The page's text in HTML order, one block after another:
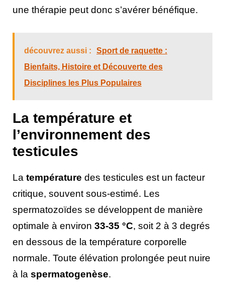
une thérapie peut donc s’avérer bénéfique.
découvrez aussi :
Sport de raquette :
Bienfaits, Histoire et Découverte des
Disciplines les Plus Populaires
La température et
l’environnement des
testicules
La température des testicules est un facteur
critique, souvent sous-estimé. Les
spermatozoïdes se développent de manière
optimale à environ 33-35 °C, soit 2 à 3 degrés
en dessous de la température corporelle
normale. Toute élévation prolongée peut nuire
à la spermatogenèse.